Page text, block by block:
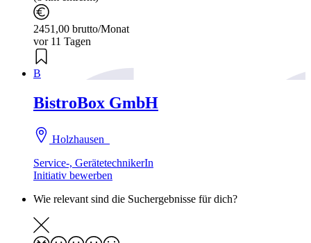
2451,00 brutto/Monat
vor 11 Tagen
B
BistroBox GmbH
Holzhausen
Service-, GerätetechnikerIn
Initiativ bewerben
Wie relevant sind die Suchergebnisse für dich?